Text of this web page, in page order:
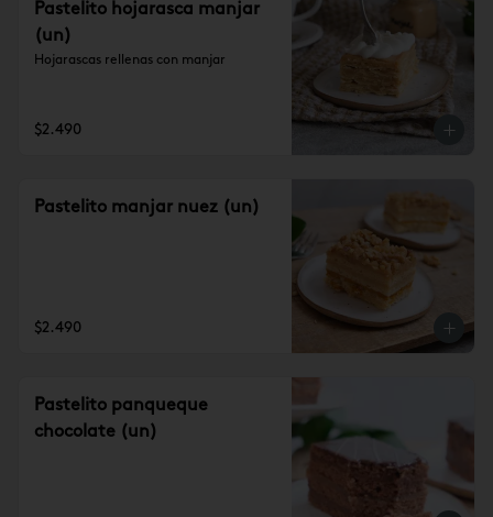
Pastelito hojarasca manjar
(un)
Hojarascas rellenas con manjar
$2.490
Pastelito manjar nuez (un)
$2.490
Pastelito panqueque
chocolate (un)